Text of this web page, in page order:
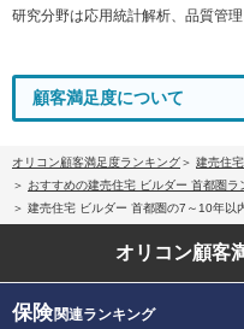
研究分野は応用統計解析、品質管理
顧客満足度について
オリコン顧客満足度ランキング
建売住
おすすめの建売住宅 ビルダー 首都圏ラ
建売住宅 ビルダー 首都圏の7～10年以
オリコン顧客
保険関連ランキング